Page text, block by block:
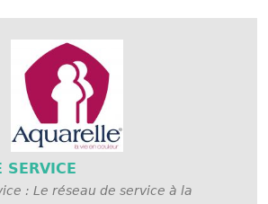
SERVICE
: Le réseau de service à la